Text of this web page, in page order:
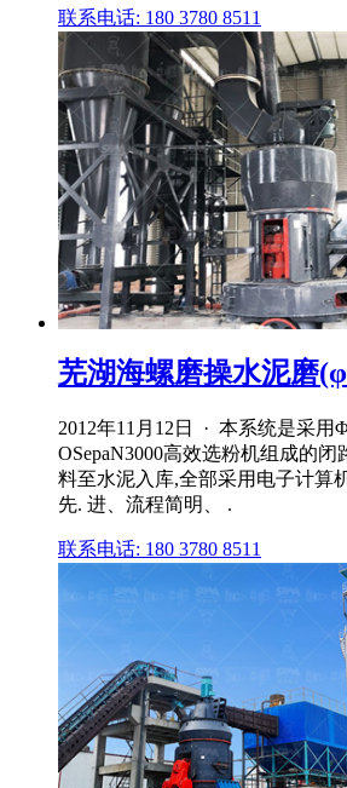
联系电话: 180 3780 8511
芜湖海螺磨操水泥磨
2012年11月12日 · 本系统是采用
OSepaN3000高效选粉机组成的
料至水泥入库,全部采用电子计算
先. 进、流程简明、 .
联系电话: 180 3780 8511